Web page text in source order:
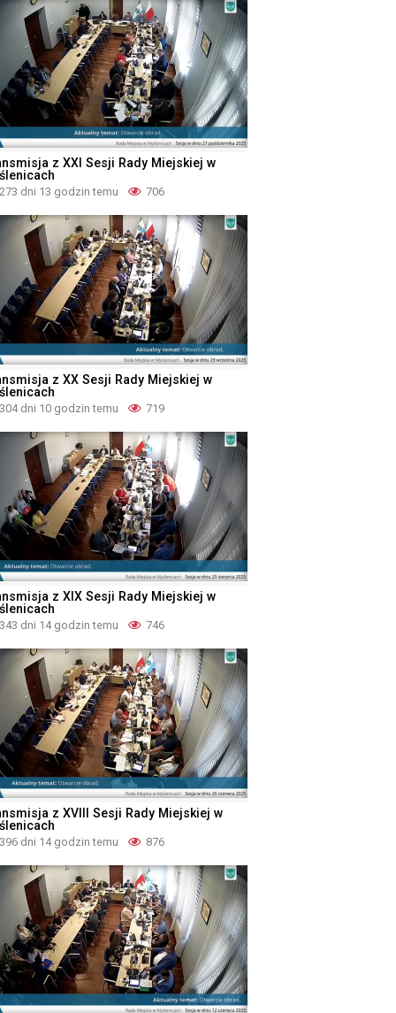
z XXI Sesji Rady Miejskiej w
273 dni 13 godzin temu 706
z XX Sesji Rady Miejskiej w
304 dni 10 godzin temu 719
z XIX Sesji Rady Miejskiej w
343 dni 14 godzin temu 746
z XVIII Sesji Rady Miejskiej w
396 dni 14 godzin temu 876